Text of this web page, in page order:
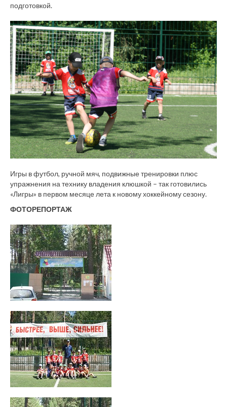
подготовкой.
Игры в футбол, ручной мяч, подвижные тренировки плюс
упражнения на технику владения клюшкой – так готовились
«Лигры» в первом месяце лета к новому хоккейному сезону.
ФОТОРЕПОРТАЖ